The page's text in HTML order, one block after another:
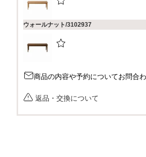
ウォールナット/3102937
商品の内容や予約についてお問合
返品・交換について